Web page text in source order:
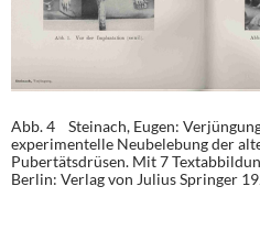
Abb. 4 Steinach, Eugen:
experimentelle Neubelebung der
Pubertätsdrüsen. Mit 7
Berlin: Verlag von Julius Springer